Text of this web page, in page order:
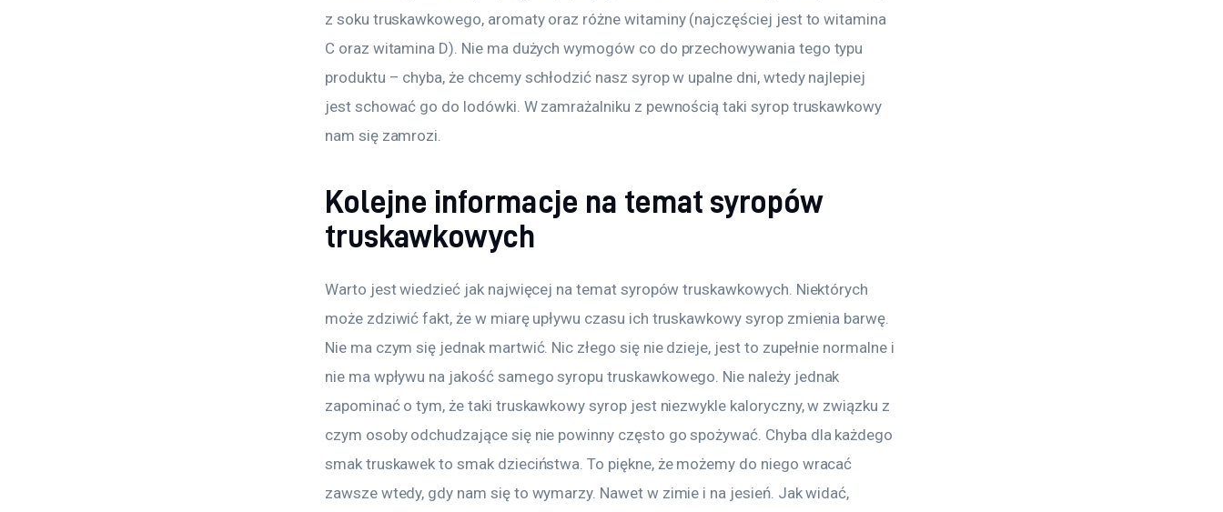
z soku truskawkowego, aromaty oraz różne witaminy (najczęściej jest to witamina
C oraz witamina D). Nie ma dużych wymogów co do przechowywania tego typu
produktu – chyba, że chcemy schłodzić nasz syrop w upalne dni, wtedy najlepiej
jest schować go do lodówki. W zamrażalniku z pewnością taki syrop truskawkowy
nam się zamrozi.
Kolejne informacje na temat syropów
truskawkowych
Warto jest wiedzieć jak najwięcej na temat syropów truskawkowych. Niektórych
może zdziwić fakt, że w miarę upływu czasu ich truskawkowy syrop zmienia barwę.
Nie ma czym się jednak martwić. Nic złego się nie dzieje, jest to zupełnie normalne i
nie ma wpływu na jakość samego syropu truskawkowego. Nie należy jednak
zapominać o tym, że taki truskawkowy syrop jest niezwykle kaloryczny, w związku z
czym osoby odchudzające się nie powinny często go spożywać. Chyba dla każdego
smak truskawek to smak dzieciństwa. To piękne, że możemy do niego wracać
zawsze wtedy, gdy nam się to wymarzy. Nawet w zimie i na jesień. Jak widać,